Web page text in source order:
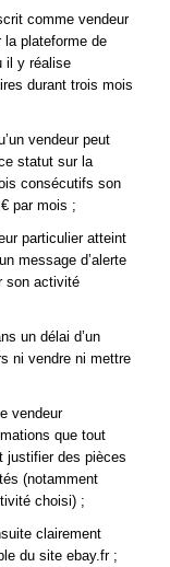
comme vendeur
plateforme de
il y réalise
durant trois mois
vendeur peut
statut sur la
consécutifs son
par mois ;
particulier atteint
message d’alerte
son activité
un délai d’un
ni vendre ni mettre
vendeur
que tout
justifier des pièces
(notamment
choisi) ;
clairement
du site ebay.fr ;